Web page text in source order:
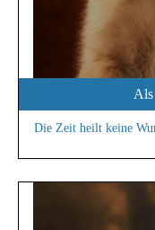
Als
Die Zeit heilt keine